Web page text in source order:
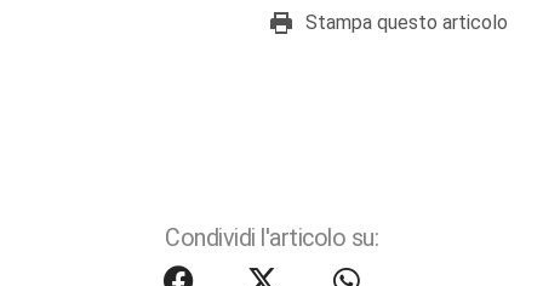
Stampa questo articolo
Condividi l'articolo su: